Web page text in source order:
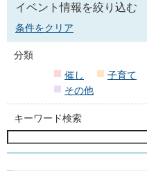
イベント情報を絞り込む
条件をクリア
分類
催し
子育て
その他
キーワード検索